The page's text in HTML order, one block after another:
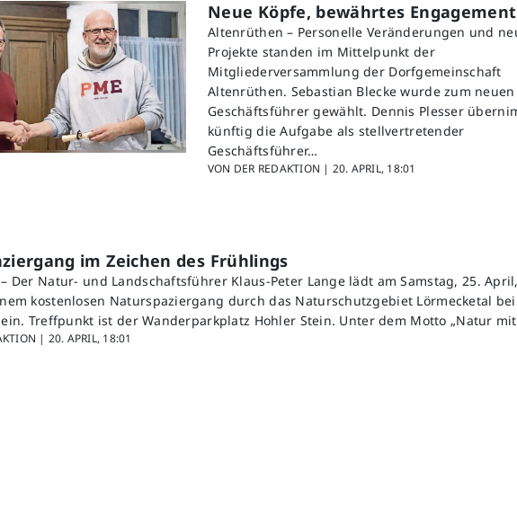
Neue Köpfe, bewährtes Engagement
Altenrüthen – Personelle Veränderungen und
Projekte standen im Mittelpunkt der
Mitgliederversammlung der Dorfgemeinschaft
Altenrüthen. Sebastian Blecke wurde zum neuen
Geschäftsführer gewählt. Dennis Plesser
künftig die Aufgabe als stellvertretender
Geschäftsführer…
VON DER REDAKTION | 20. APRIL, 18:01
im Zeichen des Frühlings
Der Natur- und Landschaftsführer Klaus-Peter Lange lädt am Samstag, 25.
kostenlosen Naturspaziergang durch das Naturschutzgebiet Lörmecketal bei
Treffpunkt ist der Wanderparkplatz Hohler Stein. Unter dem Motto „Natur
| 20. APRIL, 18:01